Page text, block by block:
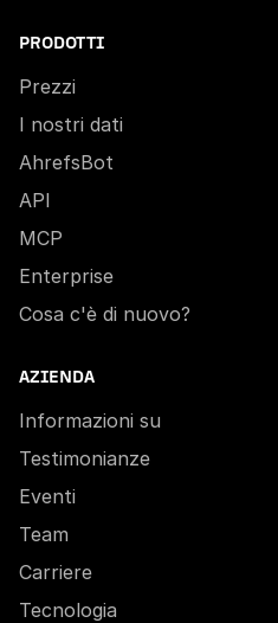
PRODOTTI
Prezzi
I nostri dati
AhrefsBot
API
MCP
Enterprise
Cosa c'è di nuovo?
AZIENDA
Informazioni su
Testimonianze
Eventi
Team
Carriere
Tecnologia